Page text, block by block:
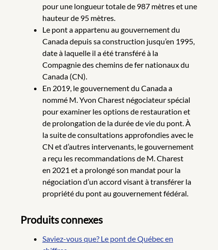
pour une longueur totale de 987 mètres et une
hauteur de 95 mètres.
Le pont a appartenu au gouvernement du
Canada depuis sa construction jusqu’en 1995,
date à laquelle il a été transféré à la
Compagnie des chemins de fer nationaux du
Canada (CN).
En 2019, le gouvernement du Canada a
nommé M. Yvon Charest négociateur spécial
pour examiner les options de restauration et
de prolongation de la durée de vie du pont. À
la suite de consultations approfondies avec le
CN et d’autres intervenants, le gouvernement
a reçu les recommandations de M. Charest
en 2021 et a prolongé son mandat pour la
négociation d’un accord visant à transférer la
propriété du pont au gouvernement fédéral.
Produits connexes
Saviez-vous que? Le pont de Québec en